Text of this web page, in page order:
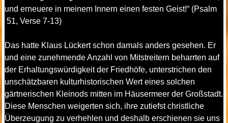
und erneuere in meinem Innern einen festen Geist!“ (Psalm
51, Verse 7-13)
Das hatte Klaus Lückert schon damals anders gesehen. Er
und eine zunehmende Anzahl von Mitstreitern beharrten auf
der Erhaltungswürdigkeit der Friedhöfe, unterstrichen den
unschätzbaren kulturhistorischen Wert eines solchen
gärtnerischen Kleinods mitten im Häusermeer der Großstadt.
Diese Menschen weigerten sich, ihre zutiefst christliche
Überzeugung zu verhehlen und deshalb erschienen sie uns